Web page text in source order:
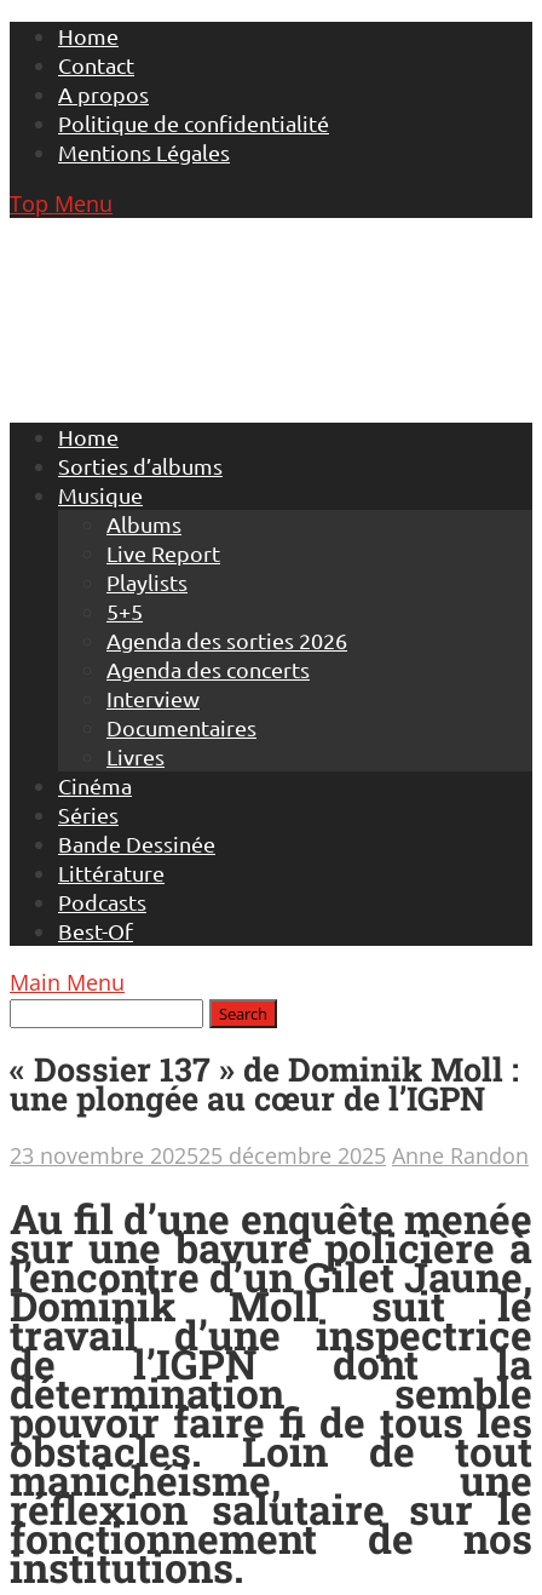
Skip
content
Home
Contact
A propos
Politique de confidentialité
Mentions Légales
Top Menu
Home
Sorties d’albums
Musique
Albums
Live Report
Playlists
5+5
Agenda des sorties 2026
Agenda des concerts
Interview
Documentaires
Livres
Cinéma
Séries
Bande Dessinée
Littérature
Podcasts
Best-Of
Main Menu
« Dossier 137 » de Dominik Moll :
une plongée au cœur de l’IGPN
23 novembre 202525 décembre 2025 Anne Randon
Au fil d’une enquête menée
sur une bavure policière à
l’encontre d’un Gilet Jaune,
Dominik Moll suit le
travail d’une inspectrice
de l’IGPN dont la
détermination semble
pouvoir faire fi de tous les
obstacles. Loin de tout
manichéisme, une
réflexion salutaire sur le
fonctionnement de nos
institutions.